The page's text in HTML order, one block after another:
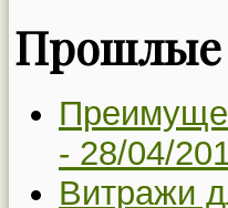
Прошлые
- 28/04/
Витражи